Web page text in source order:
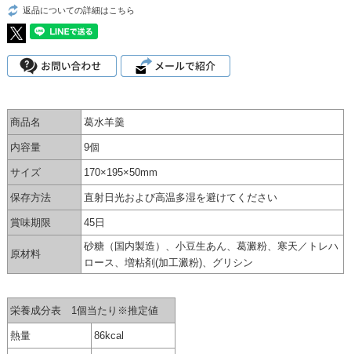
返品についての詳細はこちら
商品名 葛水羊羹
内容量 9個
サイズ 170×195×50mm
保存方法 直射日光および高温多湿を避けてください
賞味期限 45日
原材料
砂糖（国内製造）、小豆生あん、葛澱粉、寒天／トレハ
ロース、増粘剤(加工澱粉)、グリシン
栄養成分表 1個当たり※推定値
熱量 86kcal